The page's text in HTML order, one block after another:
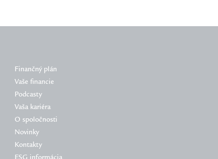
Finančný plán
Vaše financie
Podcasty
Vaša kariéra
O spoločnosti
Novinky
Kontakty